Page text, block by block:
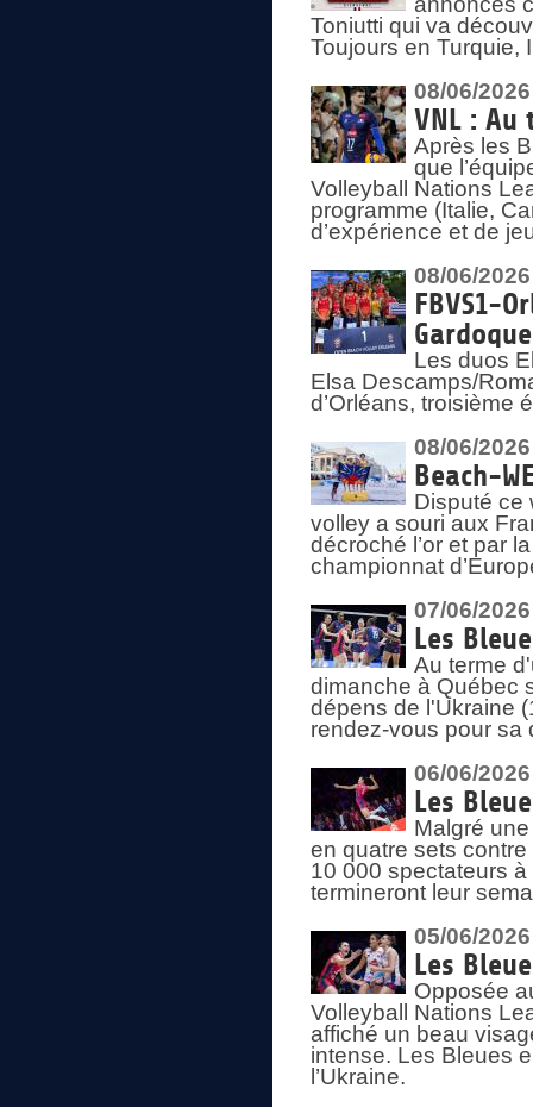
Toniutti qui va
Toujours en Turquie,
08/06/2026
VNL : Au
Après les
que
Volleyball Nations
programme (Italie,
d’expérience et de
08/06/2026
FBVS1-
Les duos
Elsa Descamps/
d’Orléans, troisième
08/06/2026
Beach-
Disputé ce
volley a souri aux
décroché l’or et par
championnat
07/06/2026
Les
Au terme
dimanche à Québec
dépens de l'Ukraine
rendez-vous pour sa
06/06/2026
Les
Malgré
en quatre sets
10 000 spectateurs
termineront leur
05/06/2026
Les
Opposée
Volleyball Nations
affiché un beau
intense. Les Bleues
l’Ukraine.